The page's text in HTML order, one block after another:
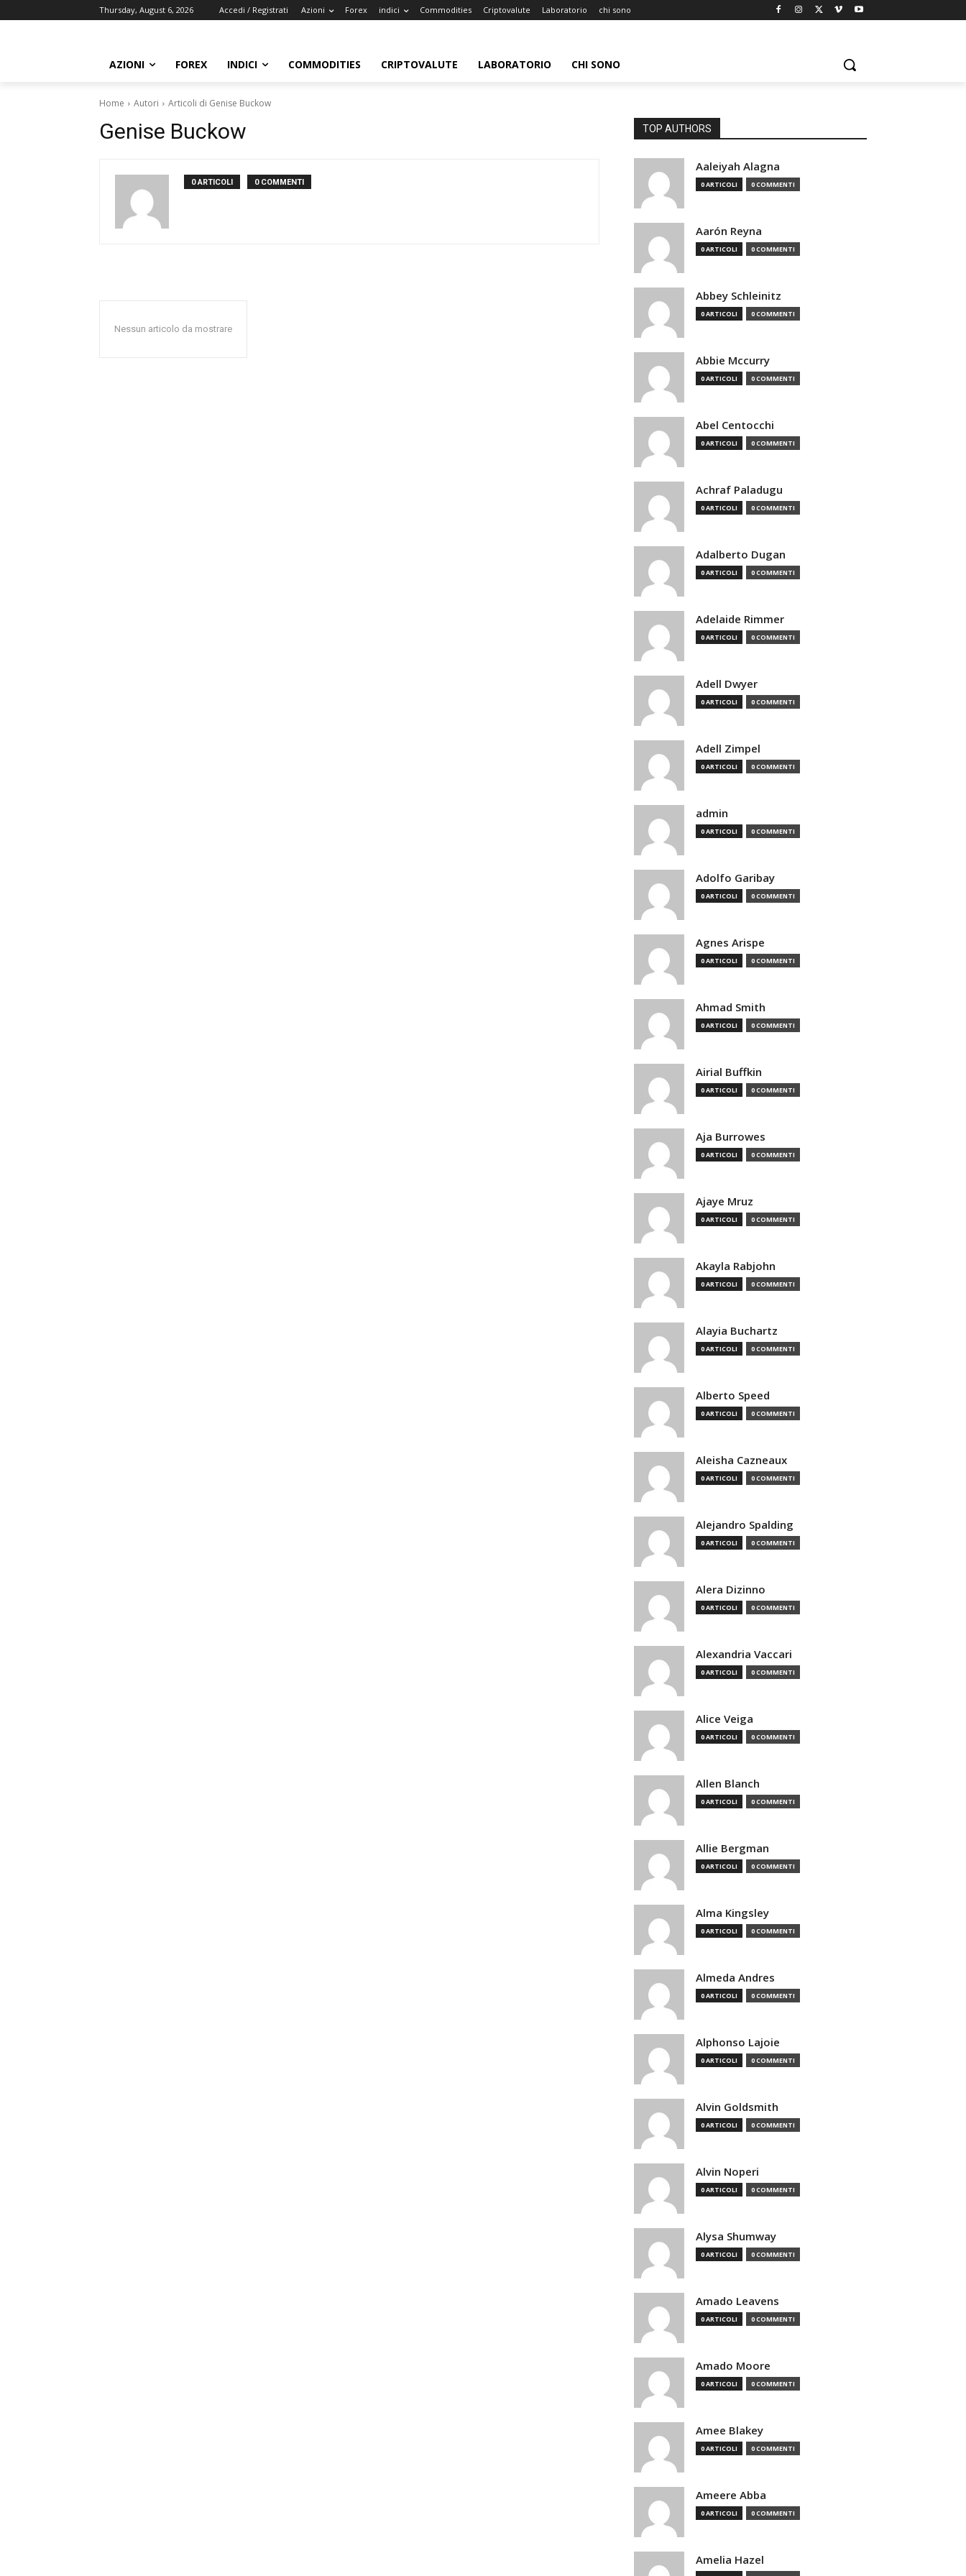
Thursday, August 6, 2026 Accedi / Registrati Azioni Forex indici Commodities Criptovalute Laboratorio chi sono
AZIONI FOREX INDICI COMMODITIES CRIPTOVALUTE LABORATORIO CHI SONO
Home Autori Articoli di Genise Buckow
Genise Buckow
0 ARTICOLI 0 COMMENTI
Nessun articolo da mostrare
TOP AUTHORS
Aaleiyah Alagna
0 ARTICOLI 0 COMMENTI
Aarón Reyna
0 ARTICOLI 0 COMMENTI
Abbey Schleinitz
0 ARTICOLI 0 COMMENTI
Abbie Mccurry
0 ARTICOLI 0 COMMENTI
Abel Centocchi
0 ARTICOLI 0 COMMENTI
Achraf Paladugu
0 ARTICOLI 0 COMMENTI
Adalberto Dugan
0 ARTICOLI 0 COMMENTI
Adelaide Rimmer
0 ARTICOLI 0 COMMENTI
Adell Dwyer
0 ARTICOLI 0 COMMENTI
Adell Zimpel
0 ARTICOLI 0 COMMENTI
admin
0 ARTICOLI 0 COMMENTI
Adolfo Garibay
0 ARTICOLI 0 COMMENTI
Agnes Arispe
0 ARTICOLI 0 COMMENTI
Ahmad Smith
0 ARTICOLI 0 COMMENTI
Airial Buffkin
0 ARTICOLI 0 COMMENTI
Aja Burrowes
0 ARTICOLI 0 COMMENTI
Ajaye Mruz
0 ARTICOLI 0 COMMENTI
Akayla Rabjohn
0 ARTICOLI 0 COMMENTI
Alayia Buchartz
0 ARTICOLI 0 COMMENTI
Alberto Speed
0 ARTICOLI 0 COMMENTI
Aleisha Cazneaux
0 ARTICOLI 0 COMMENTI
Alejandro Spalding
0 ARTICOLI 0 COMMENTI
Alera Dizinno
0 ARTICOLI 0 COMMENTI
Alexandria Vaccari
0 ARTICOLI 0 COMMENTI
Alice Veiga
0 ARTICOLI 0 COMMENTI
Allen Blanch
0 ARTICOLI 0 COMMENTI
Allie Bergman
0 ARTICOLI 0 COMMENTI
Alma Kingsley
0 ARTICOLI 0 COMMENTI
Almeda Andres
0 ARTICOLI 0 COMMENTI
Alphonso Lajoie
0 ARTICOLI 0 COMMENTI
Alvin Goldsmith
0 ARTICOLI 0 COMMENTI
Alvin Noperi
0 ARTICOLI 0 COMMENTI
Alysa Shumway
0 ARTICOLI 0 COMMENTI
Amado Leavens
0 ARTICOLI 0 COMMENTI
Amado Moore
0 ARTICOLI 0 COMMENTI
Amee Blakey
0 ARTICOLI 0 COMMENTI
Ameere Abba
0 ARTICOLI 0 COMMENTI
Amelia Hazel